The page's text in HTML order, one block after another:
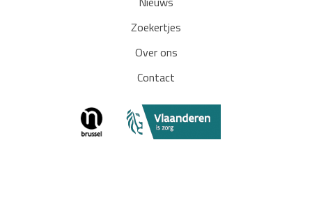
Nieuws
Zoekertjes
Over ons
Contact